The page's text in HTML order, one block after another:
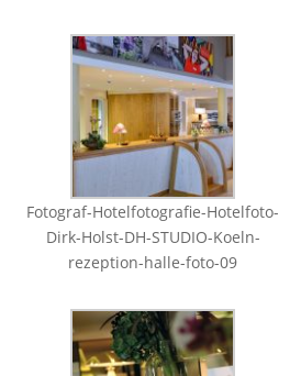
Fotograf-Hotelfotografie-Hotelfoto-
Dirk-Holst-DH-STUDIO-Koeln-
rezeption-halle-foto-09